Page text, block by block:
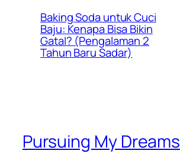
Baking Soda untuk Cuci
Baju: Kenapa Bisa Bikin
Gatal? (Pengalaman 2
Tahun Baru Sadar)
Pursuing My Dreams